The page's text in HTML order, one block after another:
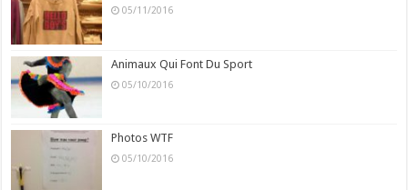
05/11/2016
Animaux Qui Font Du Sport
05/10/2016
Photos WTF
05/10/2016